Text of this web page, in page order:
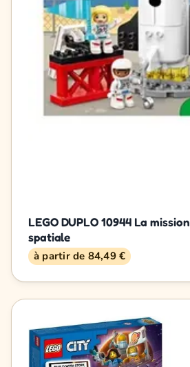
LEGO DUPLO 10944 La
spatiale
à partir de 84,49 €